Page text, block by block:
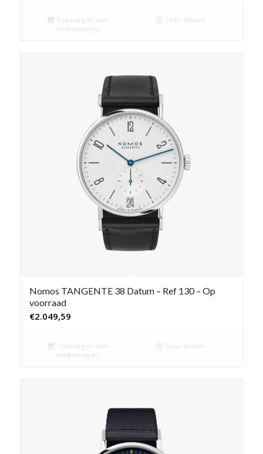
Toevoegen aan
winkelwagen
Toon details
Nomos TANGENTE 38 Datum – Ref 130 – Op
voorraad
€2.049,59
Toevoegen aan
winkelwagen
Toon details